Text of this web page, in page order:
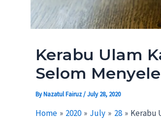
Kerabu Ulam
Selom
ByNazatul Fairuz/July 28, 2020
Home 2020 July 28 Kerabu